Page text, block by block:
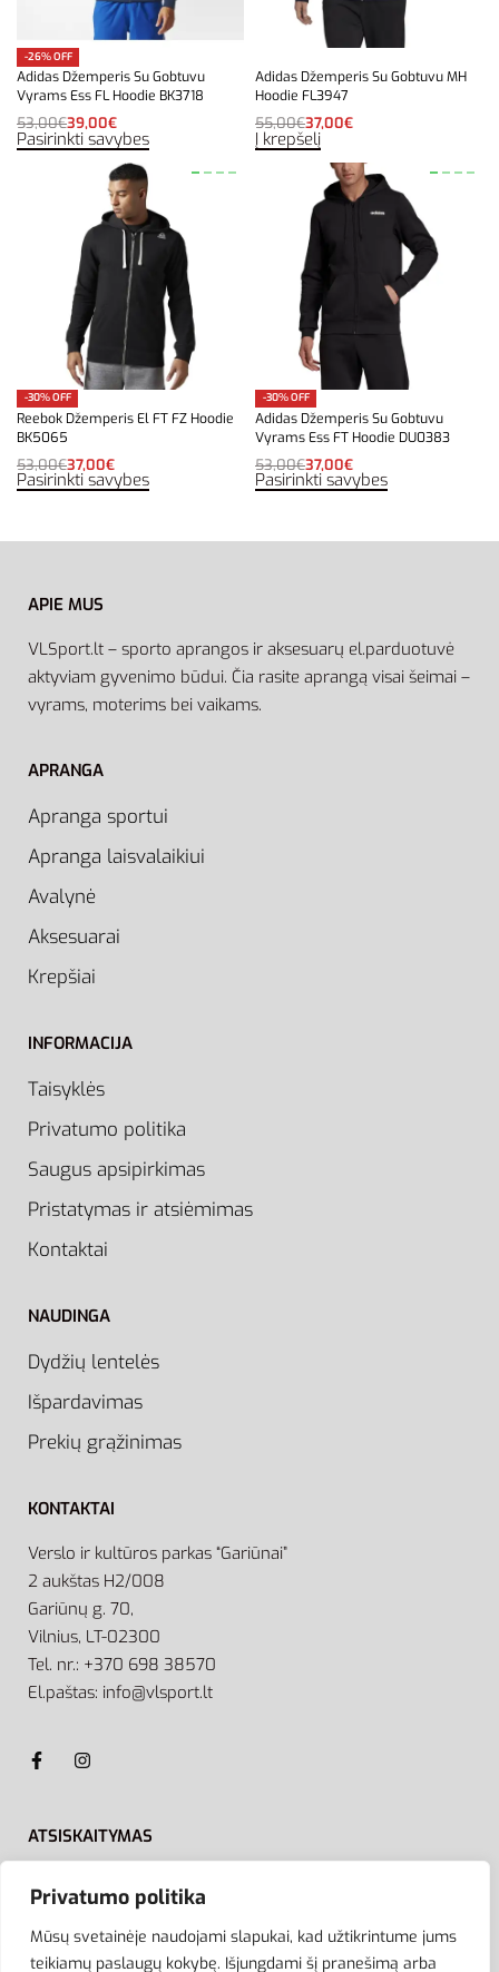
Privatumo politika
Mūsų svetainėje naudojami slapukai, kad užtikrintume jums
teikiamų paslaugų kokybę. Išjungdami šį pranešimą arba
-26% OFF
Adidas Džemperis Su Gobtuvu
Vyrams Ess FL Hoodie BK3718
53,00€39,00€
Pasirinkti savybes
Adidas Džemperis Su Gobtuvu MH
Hoodie FL3947
55,00€37,00€
Į krepšelį
-30% OFF
Reebok Džemperis El FT FZ Hoodie
BK5065
53,00€37,00€
Pasirinkti savybes
-30% OFF
Adidas Džemperis Su Gobtuvu
Vyrams Ess FT Hoodie DU0383
53,00€37,00€
Pasirinkti savybes
APIE MUS
VLSport.lt – sporto aprangos ir aksesuarų el.parduotuvė
aktyviam gyvenimo būdui. Čia rasite aprangą visai šeimai –
vyrams, moterims bei vaikams.
APRANGA
Apranga sportui
Apranga laisvalaikiui
Avalynė
Aksesuarai
Krepšiai
INFORMACIJA
Taisyklės
Privatumo politika
Saugus apsipirkimas
Pristatymas ir atsiėmimas
Kontaktai
NAUDINGA
Dydžių lentelės
Išpardavimas
Prekių grąžinimas
KONTAKTAI
Verslo ir kultūros parkas “Gariūnai”
2 aukštas H2/008
Gariūnų g. 70,
Vilnius, LT-02300
Tel. nr.: +370 698 38570
El.paštas: info@vlsport.lt
ATSISKAITYMAS